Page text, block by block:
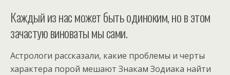
Каждый из нас может быть одиноким, но в этом
зачастую виноваты мы сами.
Астрологи рассказали, какие проблемы и черты
характера порой мешают Знакам Зодиака найти